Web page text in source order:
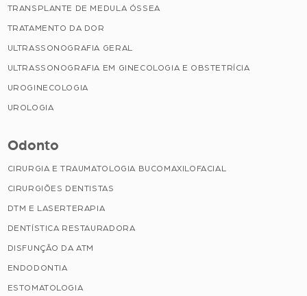
TRANSPLANTE DE MEDULA ÓSSEA
TRATAMENTO DA DOR
ULTRASSONOGRAFIA GERAL
ULTRASSONOGRAFIA EM GINECOLOGIA E OBSTETRÍCIA
UROGINECOLOGIA
UROLOGIA
Odonto
CIRURGIA E TRAUMATOLOGIA BUCOMAXILOFACIAL
CIRURGIÕES DENTISTAS
DTM E LASERTERAPIA
DENTÍSTICA RESTAURADORA
DISFUNÇÃO DA ATM
ENDODONTIA
ESTOMATOLOGIA